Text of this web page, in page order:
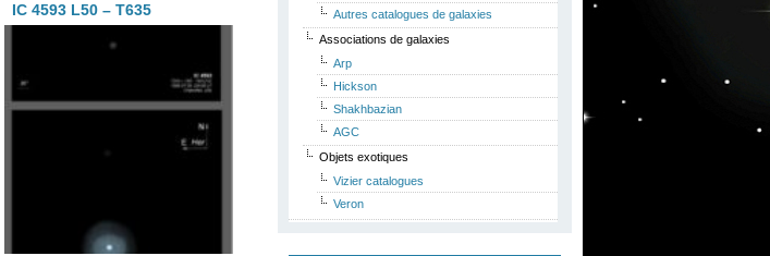
IC 4593 L50 – T635
Autres catalogues de galaxies
Associations de galaxies
Arp
Hickson
Shakhbazian
AGC
Objets exotiques
Vizier catalogues
Veron